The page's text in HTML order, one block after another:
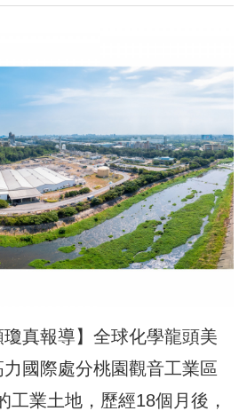
瓊真報導】全球化學龍頭美
國際處分桃園觀音工業區
工業土地，歷經18個月後，